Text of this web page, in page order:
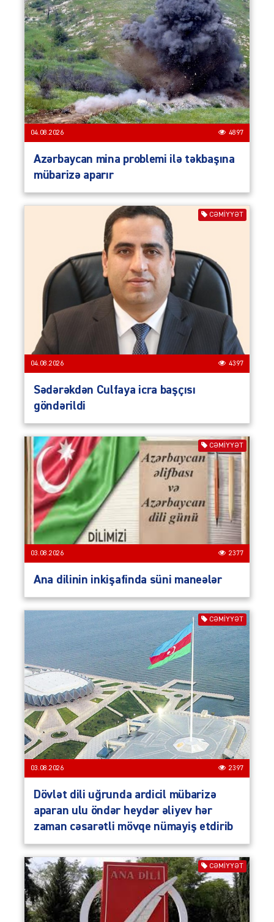
04.08.2026 4897
Azərbaycan mina problemi ilə təkbaşına
mübarizə aparır
CƏMIYYƏT
04.08.2026 4397
Sədərəkdən Culfaya icra başçısı
göndərildi
CƏMIYYƏT
03.08.2026 2377
Ana dilinin inkişafinda süni maneələr
CƏMIYYƏT
03.08.2026 2397
Dövlət dili uğrunda ardicil mübarizə
aparan ulu öndər heydər əliyev hər
zaman cəsarətli mövqe nümayiş etdirib
CƏMIYYƏT